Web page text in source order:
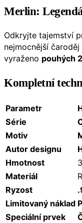
Merlin:
Odkryjte tajemství
nejmocnější
vyraženo pouhých
Kompletní
Parametr
Série
Motiv
Autor designu
Hmotnost
Materiál
Ryzost
Limitovaný náklad
Speciální prvek